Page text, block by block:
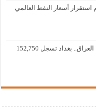
استقرار أسعار النفط العالمي
استقرار أسعار الدولار في العراق.. بغداد تسجل 152,750